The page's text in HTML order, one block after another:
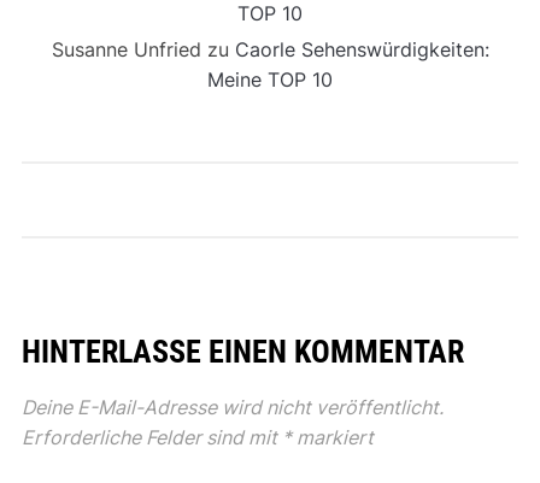
TOP 10
Susanne Unfried zu Caorle Sehenswürdigkeiten:
Meine TOP 10
HINTERLASSE EINEN KOMMENTAR
Deine E-Mail-Adresse wird nicht veröffentlicht.
Erforderliche Felder sind mit *markiert